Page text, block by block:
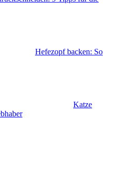
Hefezopf backen: So
Katze